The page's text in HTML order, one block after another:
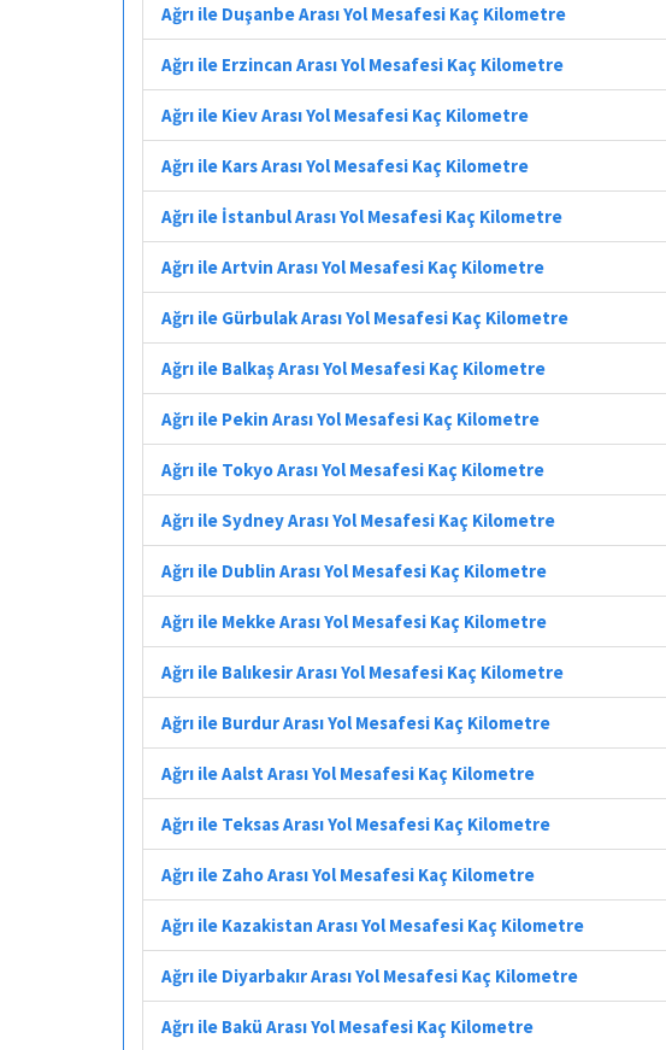
Ağrı ile Duşanbe Arası Yol Mesafesi Kaç Kilometre
Ağrı ile Erzincan Arası Yol Mesafesi Kaç Kilometre
Ağrı ile Kiev Arası Yol Mesafesi Kaç Kilometre
Ağrı ile Kars Arası Yol Mesafesi Kaç Kilometre
Ağrı ile İstanbul Arası Yol Mesafesi Kaç Kilometre
Ağrı ile Artvin Arası Yol Mesafesi Kaç Kilometre
Ağrı ile Gürbulak Arası Yol Mesafesi Kaç Kilometre
Ağrı ile Balkaş Arası Yol Mesafesi Kaç Kilometre
Ağrı ile Pekin Arası Yol Mesafesi Kaç Kilometre
Ağrı ile Tokyo Arası Yol Mesafesi Kaç Kilometre
Ağrı ile Sydney Arası Yol Mesafesi Kaç Kilometre
Ağrı ile Dublin Arası Yol Mesafesi Kaç Kilometre
Ağrı ile Mekke Arası Yol Mesafesi Kaç Kilometre
Ağrı ile Balıkesir Arası Yol Mesafesi Kaç Kilometre
Ağrı ile Burdur Arası Yol Mesafesi Kaç Kilometre
Ağrı ile Aalst Arası Yol Mesafesi Kaç Kilometre
Ağrı ile Teksas Arası Yol Mesafesi Kaç Kilometre
Ağrı ile Zaho Arası Yol Mesafesi Kaç Kilometre
Ağrı ile Kazakistan Arası Yol Mesafesi Kaç Kilometre
Ağrı ile Diyarbakır Arası Yol Mesafesi Kaç Kilometre
Ağrı ile Bakü Arası Yol Mesafesi Kaç Kilometre